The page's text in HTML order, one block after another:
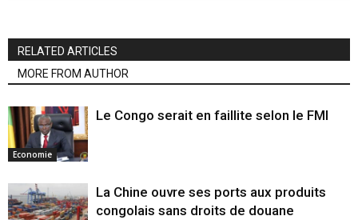
RELATED ARTICLES
MORE FROM AUTHOR
Economie
Le Congo serait en faillite selon le FMI
La Chine ouvre ses ports aux produits
congolais sans droits de douane